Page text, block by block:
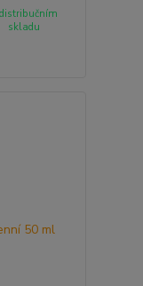
skladu